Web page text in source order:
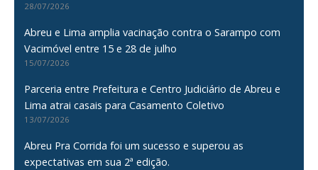
28/07/2026
Abreu e Lima amplia vacinação contra o Sarampo com
Vacimóvel entre 15 e 28 de julho
15/07/2026
Parceria entre Prefeitura e Centro Judiciário de Abreu e
Lima atrai casais para Casamento Coletivo
13/07/2026
Abreu Pra Corrida foi um sucesso e superou as
expectativas em sua 2ª edição.